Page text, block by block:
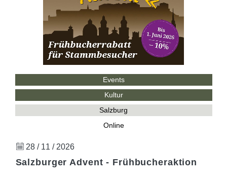
Events
Kultur
Salzburg
Online
28 / 11 / 2026
Salzburger Advent - Frühbucheraktion